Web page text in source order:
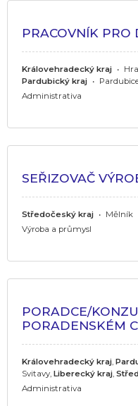
PRACOVNÍK
Královehradecký kraj •
Pardubický kraj •
Administrativa
SEŘIZOVAČ
Středočeský kraj • Mělník
Výroba a průmysl
PORADCE/
PORADENSKÉM
Královehradecký kraj
Svitavy, Liberecký kraj
Administrativa